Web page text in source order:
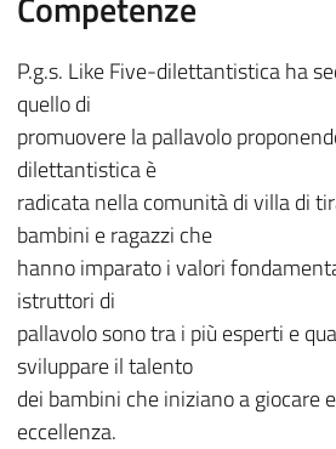
P.g.s. Like Five-dilettantistica ha
quello di
promuovere la pallavolo
dilettantistica è
radicata nella comunità di villa di
bambini e ragazzi che
hanno imparato i valori
istruttori di
pallavolo sono tra i più esperti e
sviluppare il talento
dei bambini che iniziano a giocare
eccellenza.